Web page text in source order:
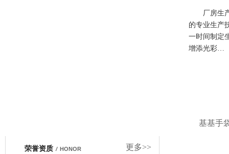
厂房生
的专业生产
一时间制定
增添光彩…
基基手
更多>>
荣誉资质 / HONOR